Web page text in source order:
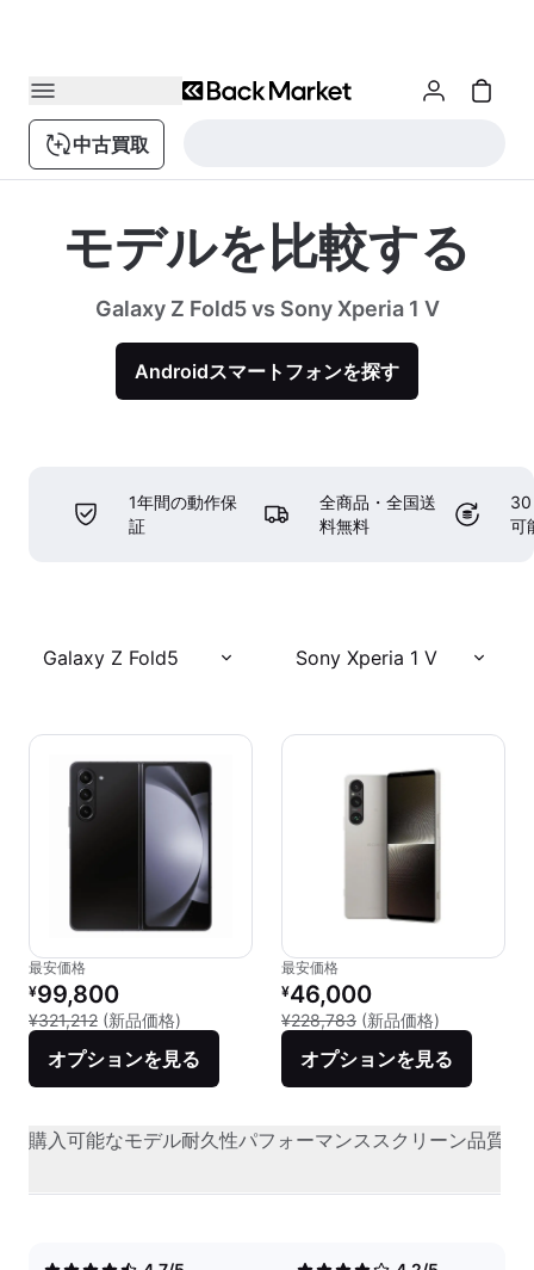
中古買取
モデルを比較する
Galaxy Z Fold5 vs Sony Xperia 1 V
Androidスマートフォンを探す
1年間の動作保
証
全商品・全国送
料無料
30
可
Galaxy Z Fold5 Sony Xperia 1 V
最安価格
リファービッシュ品の価格：
¥99,800
¥321,212 (新品価格) 新品との比較：¥321,212
オプションを見る
最安価格
リファービッシュ品の価格：
¥46,000
¥228,783 (新品価格)
オプションを見る
購入可能なモデル耐久性パフォーマンススクリーン品質